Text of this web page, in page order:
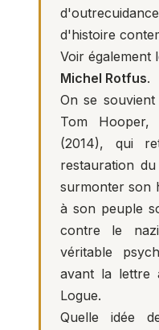
d'histoire
Voir également
Michel Rotfus.
On se
Tom Hooper,
(2014), qui
restauration
surmonter son
à son peuple
contre le
véritable
avant la lettre
Logue.
Quelle idée